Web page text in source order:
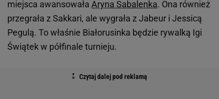
miejsca awansowała Aryna Sabalenka. Ona również
przegrała z Sakkari, ale wygrała z Jabeur i Jessicą
Pegulą. To właśnie Białorusinka będzie rywalką Igi
Świątek w półfinale turnieju.